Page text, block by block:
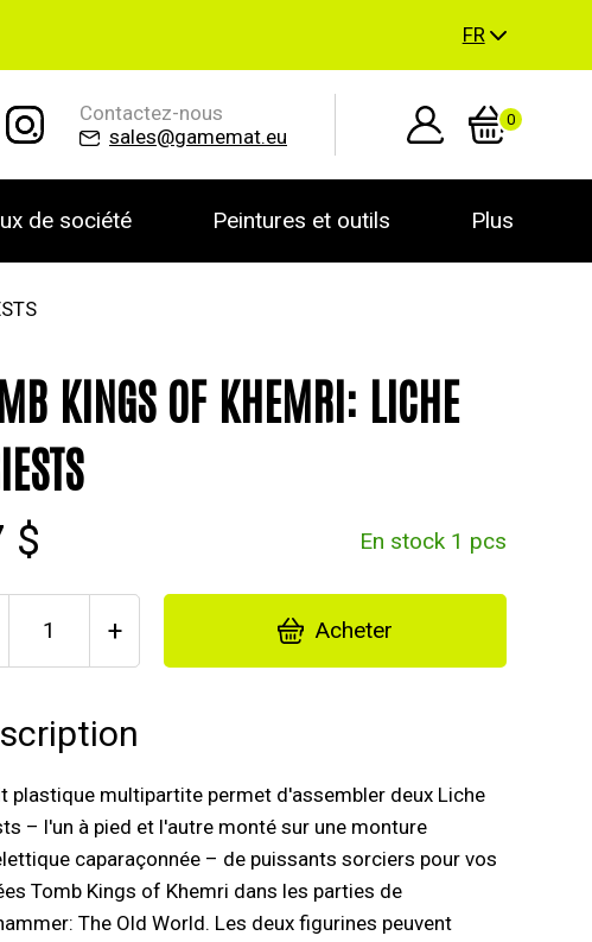
FR
Contactez-nous
sales@gamemat.eu
0
de société Peintures et outils Plus
KINGS OF KHEMRI: LICHE
$ En stock 1 pcs
+ Acheter
plastique multipartite permet d'assembler deux Liche
– l'un à pied et l'autre monté sur une monture
caparaçonnée – de puissants sorciers pour vos
Tomb Kings of Khemri dans les parties de
The Old World. Les deux figurines peuvent